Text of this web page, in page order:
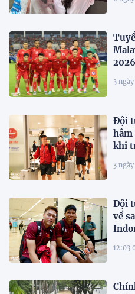
3
Đội
hâm
khi
3
Đội
về
12:03